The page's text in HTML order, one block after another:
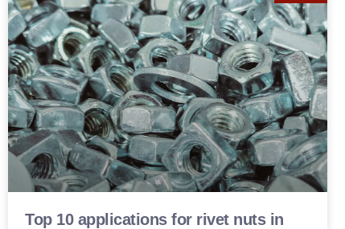
Top 10 applications for rivet nuts in